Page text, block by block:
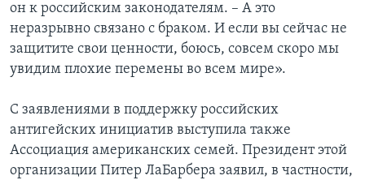
он к российским законодателям. – А это
неразрывно связано с браком. И если вы сейчас не
защитите свои ценности, боюсь, совсем скоро мы
увидим плохие перемены во всем мире».
С заявлениями в поддержку российских
антигейских инициатив выступила также
Ассоциация американских семей. Президент этой
организации Питер ЛаБарбера заявил, в частности,